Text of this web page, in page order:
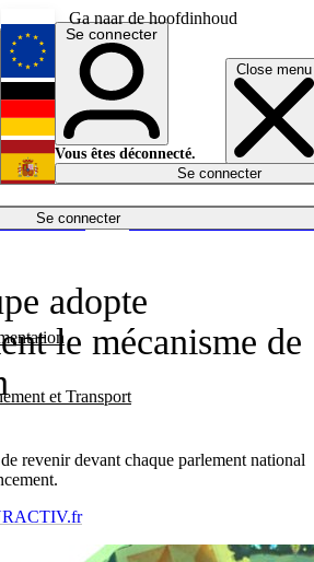
Ga naar de hoofdinhoud
Close menu
Se connecter
et Transport
Économie
English
Deutsch
Español
Se connecter
Vous êtes déconnecté.
Se connecter
adopte
le mécanisme de
revenir devant chaque parlement national